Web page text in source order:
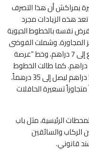
بمراكش أن هذا التصرف
هذه الزيادات مجرد
نفسه بالخطوط الحيوية
المجاورة. وشملت الفوضى
خط “باب دكالة – حي السعادة” الذي ارتفع إلى 7 دراهم، وخط “عرصة
المعاش – سيدي موسى” الذي قفز إلى 8 دراهم. كما طالت الخطوط
الخارجية كخط “مراكش – ابن جرير” بزيادة 5 دراهم ليصل إلى 35 درهماً،
الذي بلغ 15 درهماً متجاوزاً تسعيرة الحافلات
الرئيسية، مثل باب
والسائقين
قانوني.